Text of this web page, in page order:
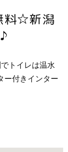
料☆新潟
トイレは温水
ー付きインター